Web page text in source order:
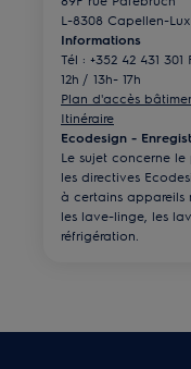
L-8308 Capellen-
Informations
Tél : +352 42 431
12h / 13h- 17h
Plan d'accès
Itinéraire
Ecodesign -
Le sujet concerne le
les directives
à certains appareils
les lave-linge, les
réfrigération.